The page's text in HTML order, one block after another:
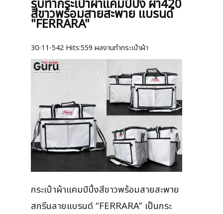
รับทำกระเป๋าผ้าแคมป์ปิ้ง ผ้า420
สีขาวพร้อมสายสะพาย แบรนด์
"FERRARA"
30-11-542 Hits:559 ผลงานทำกระเป๋าผ้า
กระเป๋าผ้าแคมป์ปิ้งสีขาวพร้อมสายสะพาย
สกรีนลายแบรนด์ “FERRARA” เป็นกระ